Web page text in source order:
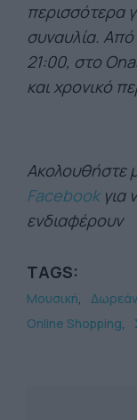
περισσότερα
συναυλία. Από
21:00, στο
και χρονικό
Ακολουθήστε
Facebookγια
ενδιαφέρουν
TAGS:
Μουσική Δωρεάν
Online Shopping